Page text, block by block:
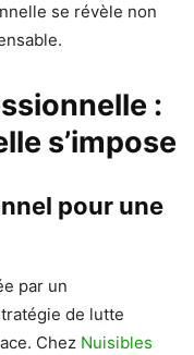
se révèle non
:
s’impose
pour une
par un
de lutte
Chez Nuisibles